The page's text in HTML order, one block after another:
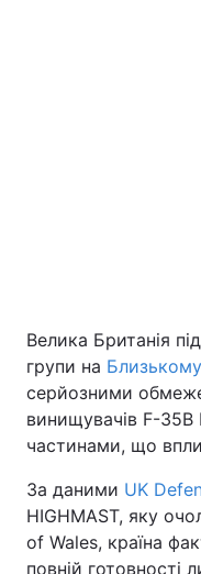
Економіка
Спорт
Техно і зв'язок
Зброя
Здоров'я
Велика Британія
групи на
серйозними
винищувачів F-
частинами, що
За даними UK
HIGHMAST, яку
of Wales, країна
повній готовності